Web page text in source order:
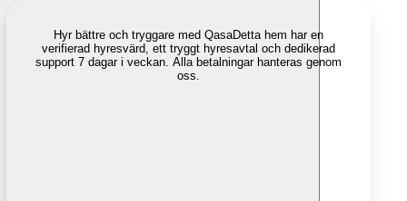
Hyr bättre och tryggare med QasaDetta hem har en
verifierad hyresvärd, ett tryggt hyresavtal och dedikerad
support 7 dagar i veckan. Alla betalningar hanteras genom
oss.